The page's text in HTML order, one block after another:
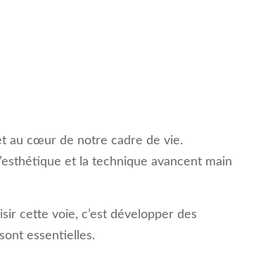
au cœur de notre cadre de vie.
et la technique avancent main
cette voie, c’est développer des
essentielles.